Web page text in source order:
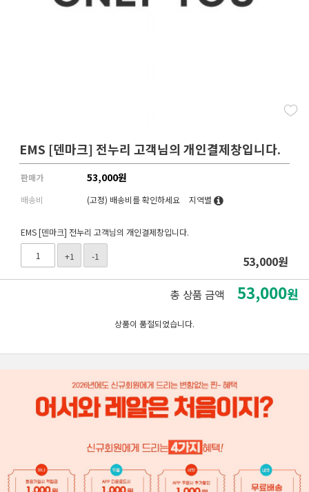
EMS [덴마크] 전누리 고객님의 개인결제창입니다.
판매가 53,000원
배송비 (고정) 배송비를 확인하세요 지역별
EMS [덴마크] 전누리 고객님의 개인결제창입니다.
+1 -1 53,000원
총 상품 금액 53,000원
상품이 품절되었습니다.